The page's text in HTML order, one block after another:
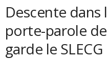
Descente dans
porte-parole
garde le SLECG